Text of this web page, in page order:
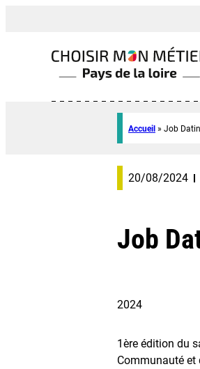
Accueil » Job
20/08/2024
Job
2024
1ère édition du
Communauté et